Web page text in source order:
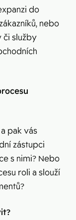
do
nebo
či služby
pak vás
zástupci
s nimi? Nebo
roli a slouží